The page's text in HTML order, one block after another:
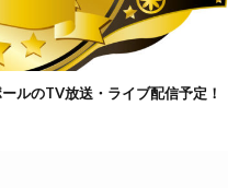
ルのTV放送・ライブ配信予定！